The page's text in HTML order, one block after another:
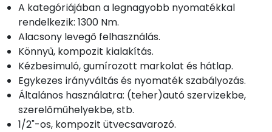
A kategóriájában a legnagyobb nyomatékkal
rendelkezik: 1300 Nm.
Alacsony levegő felhasználás.
Könnyű, kompozit kialakítás.
Kézbesimuló, gumírozott markolat és hátlap.
Egykezes irányváltás és nyomaték szabályozás.
Általános használatra: (teher)autó szervizekbe,
szerelőműhelyekbe, stb.
1/2"-os, kompozit ütvecsavarozó.